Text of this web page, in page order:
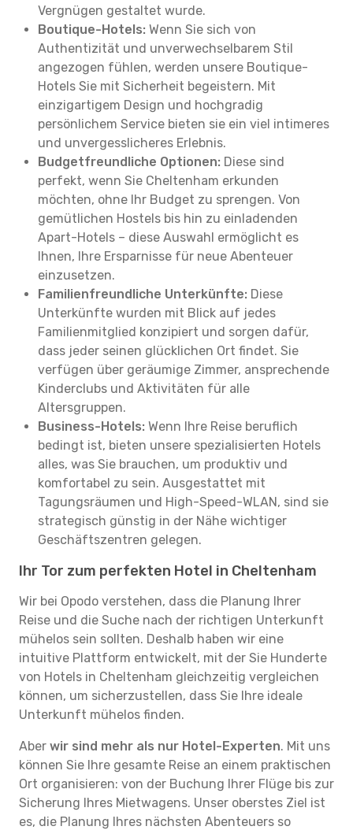
Vergnügen gestaltet wurde.
Boutique-Hotels: Wenn Sie sich von
Authentizität und unverwechselbarem Stil
angezogen fühlen, werden unsere Boutique-
Hotels Sie mit Sicherheit begeistern. Mit
einzigartigem Design und hochgradig
persönlichem Service bieten sie ein viel intimeres
und unvergesslicheres Erlebnis.
Budgetfreundliche Optionen: Diese sind
perfekt, wenn Sie Cheltenham erkunden
möchten, ohne Ihr Budget zu sprengen. Von
gemütlichen Hostels bis hin zu einladenden
Apart-Hotels – diese Auswahl ermöglicht es
Ihnen, Ihre Ersparnisse für neue Abenteuer
einzusetzen.
Familienfreundliche Unterkünfte: Diese
Unterkünfte wurden mit Blick auf jedes
Familienmitglied konzipiert und sorgen dafür,
dass jeder seinen glücklichen Ort findet. Sie
verfügen über geräumige Zimmer, ansprechende
Kinderclubs und Aktivitäten für alle
Altersgruppen.
Business-Hotels: Wenn Ihre Reise beruflich
bedingt ist, bieten unsere spezialisierten Hotels
alles, was Sie brauchen, um produktiv und
komfortabel zu sein. Ausgestattet mit
Tagungsräumen und High-Speed-WLAN, sind sie
strategisch günstig in der Nähe wichtiger
Geschäftszentren gelegen.
Ihr Tor zum perfekten Hotel in Cheltenham
Wir bei Opodo verstehen, dass die Planung Ihrer
Reise und die Suche nach der richtigen Unterkunft
mühelos sein sollten. Deshalb haben wir eine
intuitive Plattform entwickelt, mit der Sie Hunderte
von Hotels in Cheltenham gleichzeitig vergleichen
können, um sicherzustellen, dass Sie Ihre ideale
Unterkunft mühelos finden.
Aber wir sind mehr als nur Hotel-Experten. Mit uns
können Sie Ihre gesamte Reise an einem praktischen
Ort organisieren: von der Buchung Ihrer Flüge bis zur
Sicherung Ihres Mietwagens. Unser oberstes Ziel ist
es, die Planung Ihres nächsten Abenteuers so